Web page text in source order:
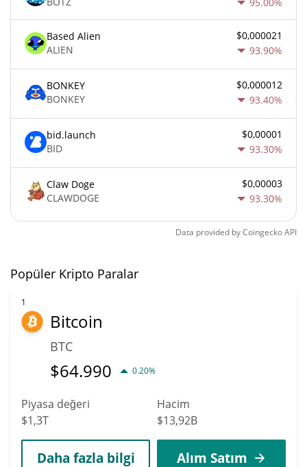
Based Alien
ALIEN
$0,000021
93.90%
BONKEY
BONKEY
$0,000012
93.40%
bid.launch
BID
$0,00001
93.30%
Claw Doge
CLAWDOGE
$0,00003
93.30%
Data provided byCoingeckoAPI
Popüler Kripto Paralar
1
Bitcoin
BTC
$64.990 0.20%
Piyasa değeri
$1,3T
Hacim
$13,92B
Daha fazla bilgi Alım Satım